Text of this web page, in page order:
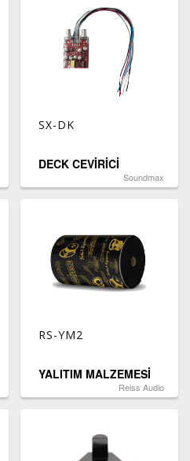
SX-DK
DECK CEVİRİCİ
Soundmax
RS-YM2
YALITIM MALZEMESİ
Reiss Audio